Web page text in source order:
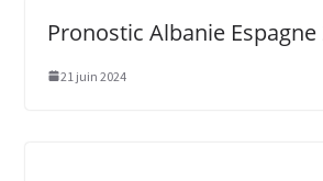
Pronostic Albanie Espagne
21 juin 2024